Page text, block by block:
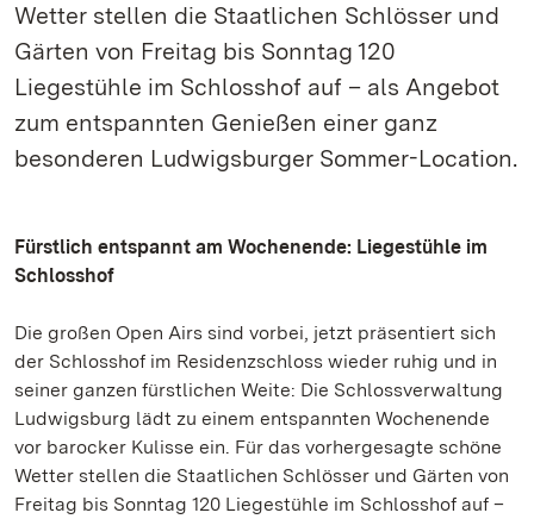
Wetter stellen die Staatlichen Schlösser und
Gärten von Freitag bis Sonntag 120
Liegestühle im Schlosshof auf – als Angebot
zum entspannten Genießen einer ganz
besonderen Ludwigsburger Sommer-Location.
Fürstlich entspannt am Wochenende: Liegestühle im
Schlosshof
Die großen Open Airs sind vorbei, jetzt präsentiert sich
der Schlosshof im Residenzschloss wieder ruhig und in
seiner ganzen fürstlichen Weite: Die Schlossverwaltung
Ludwigsburg lädt zu einem entspannten Wochenende
vor barocker Kulisse ein. Für das vorhergesagte schöne
Wetter stellen die Staatlichen Schlösser und Gärten von
Freitag bis Sonntag 120 Liegestühle im Schlosshof auf –